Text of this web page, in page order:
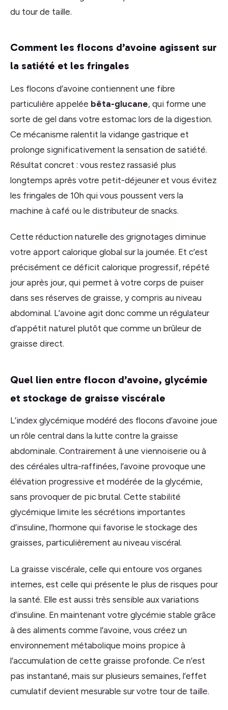
du tour de taille.
Comment les flocons d’avoine agissent sur
la satiété et les fringales
Les flocons d’avoine contiennent une fibre
particulière appelée bêta-glucane, qui forme une
sorte de gel dans votre estomac lors de la digestion.
Ce mécanisme ralentit la vidange gastrique et
prolonge significativement la sensation de satiété.
Résultat concret : vous restez rassasié plus
longtemps après votre petit-déjeuner et vous évitez
les fringales de 10h qui vous poussent vers la
machine à café ou le distributeur de snacks.
Cette réduction naturelle des grignotages diminue
votre apport calorique global sur la journée. Et c’est
précisément ce déficit calorique progressif, répété
jour après jour, qui permet à votre corps de puiser
dans ses réserves de graisse, y compris au niveau
abdominal. L’avoine agit donc comme un régulateur
d’appétit naturel plutôt que comme un brûleur de
graisse direct.
Quel lien entre flocon d’avoine, glycémie
et stockage de graisse viscérale
L’index glycémique modéré des flocons d’avoine joue
un rôle central dans la lutte contre la graisse
abdominale. Contrairement à une viennoiserie ou à
des céréales ultra-raffinées, l’avoine provoque une
élévation progressive et modérée de la glycémie,
sans provoquer de pic brutal. Cette stabilité
glycémique limite les sécrétions importantes
d’insuline, l’hormone qui favorise le stockage des
graisses, particulièrement au niveau viscéral.
La graisse viscérale, celle qui entoure vos organes
internes, est celle qui présente le plus de risques pour
la santé. Elle est aussi très sensible aux variations
d’insuline. En maintenant votre glycémie stable grâce
à des aliments comme l’avoine, vous créez un
environnement métabolique moins propice à
l’accumulation de cette graisse profonde. Ce n’est
pas instantané, mais sur plusieurs semaines, l’effet
cumulatif devient mesurable sur votre tour de taille.